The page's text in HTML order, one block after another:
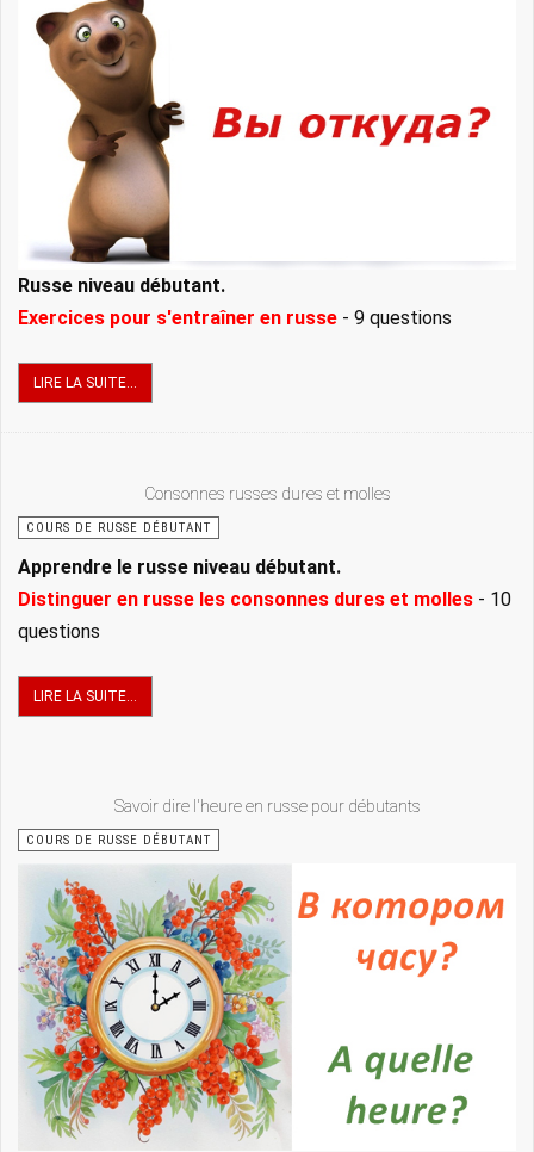
Russe niveau débutant.
Exercices pour s'entraîner en russe - 9 questions
LIRE LA SUITE...
Consonnes russes dures et molles
COURS DE RUSSE DÉBUTANT
Apprendre le russe niveau débutant.
Distinguer en russe les consonnes dures et molles - 10
questions
LIRE LA SUITE...
Savoir dire l'heure en russe pour débutants
COURS DE RUSSE DÉBUTANT